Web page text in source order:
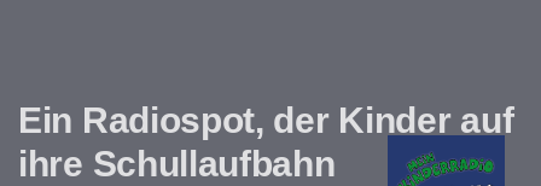
Ein Radiospot, der Kinder auf
ihre Schullaufbahn